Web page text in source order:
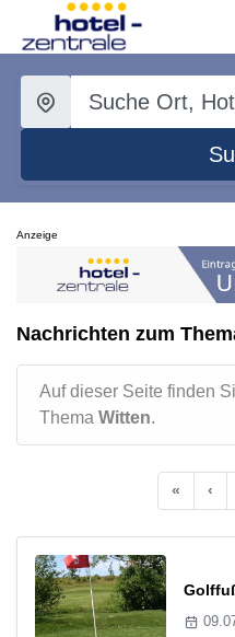
Anzeige
Nachrichten zum
Auf dieser Seite finden
Thema Witten.
« ‹